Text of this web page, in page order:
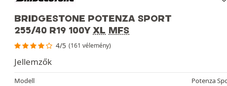
BRIDGESTONE POTENZA SPORT
255/40 R19 100YXL MFS
4/5 (161 vélemény)
Jellemzők
Modell
Potenza